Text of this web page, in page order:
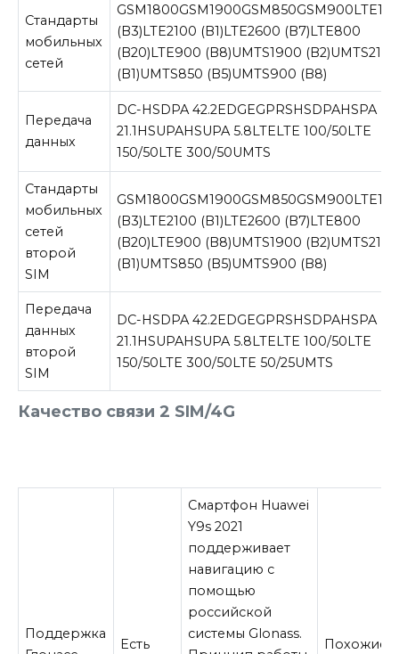
Качество связи 2 SIM/4G
Стандарты
мобильных
сетей
GSM1800GSM1900GSM850GSM900
(B3)LTE2100 (B1)LTE2600 (B7)LTE800
(B20)LTE900 (B8)UMTS1900 (B2)UMTS2100
(B1)UMTS850 (B5)UMTS900 (B8)
Передача
данных
DC-HSDPA 42.2EDGEGPRSHSDPAHSPA
21.1HSUPAHSUPA 5.8LTELTE 100/50LTE
150/50LTE 300/50UMTS
Стандарты
мобильных
сетей
второй
SIM
GSM1800GSM1900GSM850GSM900
(B3)LTE2100 (B1)LTE2600 (B7)LTE800
(B20)LTE900 (B8)UMTS1900 (B2)UMTS2100
(B1)UMTS850 (B5)UMTS900 (B8)
Передача
данных
второй
SIM
DC-HSDPA 42.2EDGEGPRSHSDPAHSPA
21.1HSUPAHSUPA 5.8LTELTE 100/50LTE
150/50LTE 300/50LTE 50/25UMTS
Поддержка
Есть
Смартфон Huawei
Y9s 2021
поддерживает
навигацию с
помощью
российской
системы Glonass.
Похожие